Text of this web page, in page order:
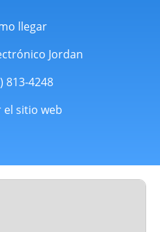
llegar
Jordan
813-4248
el sitio web